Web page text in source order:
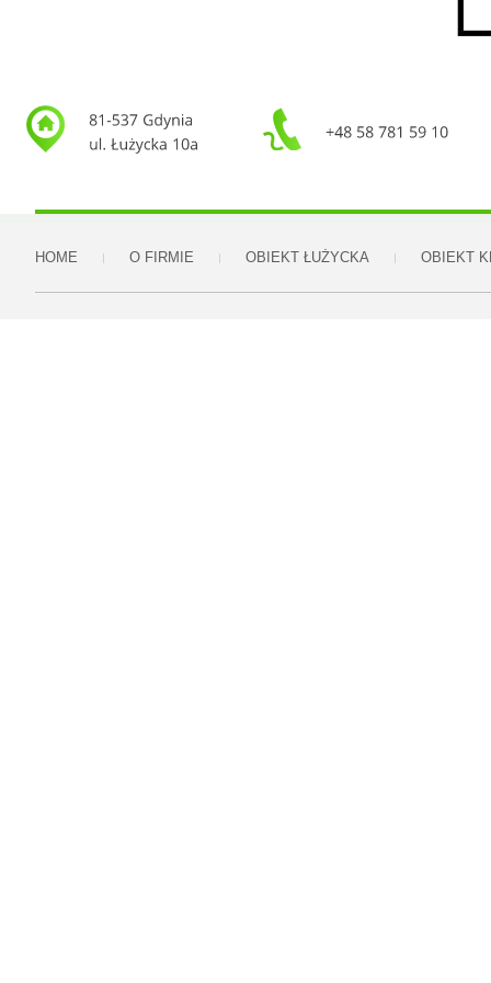
HOME O FIRMIE OBIEKT ŁUŻYCKA OBIEKT